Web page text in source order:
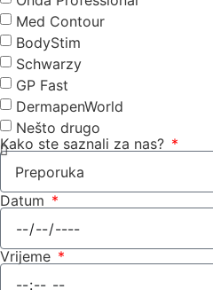
Med Contour
BodyStim
Schwarzy
GP Fast
DermapenWorld
Nešto drugo
Kako ste saznali za nas?
Datum
Vrijeme